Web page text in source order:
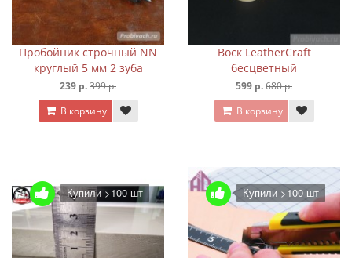
Пробойник строчный NN
круглый 5 мм 2 зуба
239 р.399 р.
В корзину
Воск LeatherCraft
бесцветный
599 р.680 р.
В корзину
Купили >100 шт Купили >100 шт